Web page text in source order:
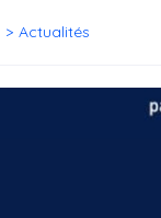
> Actualités